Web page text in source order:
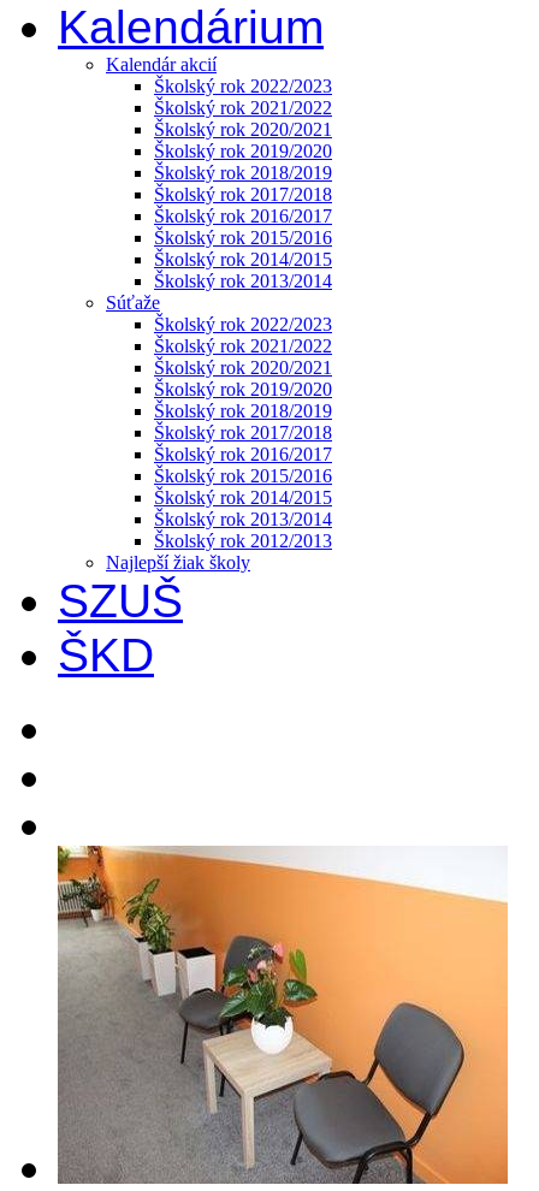
Kalendárium
Kalendár akcií
Školský rok 2022/2023
Školský rok 2021/2022
Školský rok 2020/2021
Školský rok 2019/2020
Školský rok 2018/2019
Školský rok 2017/2018
Školský rok 2016/2017
Školský rok 2015/2016
Školský rok 2014/2015
Školský rok 2013/2014
Súťaže
Školský rok 2022/2023
Školský rok 2021/2022
Školský rok 2020/2021
Školský rok 2019/2020
Školský rok 2018/2019
Školský rok 2017/2018
Školský rok 2016/2017
Školský rok 2015/2016
Školský rok 2014/2015
Školský rok 2013/2014
Školský rok 2012/2013
Najlepší žiak školy
SZUŠ
ŠKD